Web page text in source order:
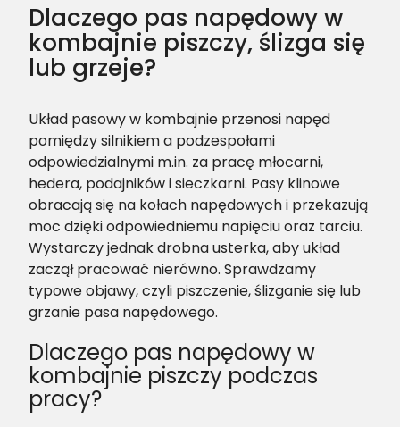
Dlaczego pas napędowy w
kombajnie piszczy, ślizga się
lub grzeje?
Układ pasowy w kombajnie przenosi napęd
pomiędzy silnikiem a podzespołami
odpowiedzialnymi m.in. za pracę młocarni,
hedera, podajników i sieczkarni. Pasy klinowe
obracają się na kołach napędowych i przekazują
moc dzięki odpowiedniemu napięciu oraz tarciu.
Wystarczy jednak drobna usterka, aby układ
zaczął pracować nierówno. Sprawdzamy
typowe objawy, czyli piszczenie, ślizganie się lub
grzanie pasa napędowego.
Dlaczego pas napędowy w
kombajnie piszczy podczas
pracy?